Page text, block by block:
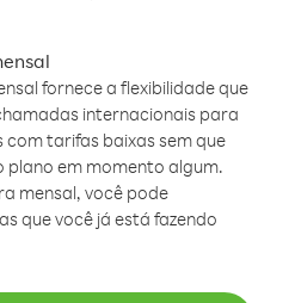
fornece a flexibilidade que
internacionais para
com tarifas baixas sem que
plano em momento algum.
mensal, você pode
que você já está fazendo